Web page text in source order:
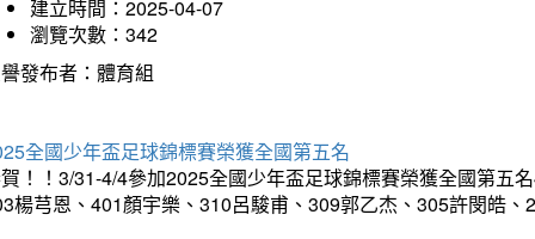
建立時間：2025-04-07
瀏覽次數：342
發布者：體育組
全國少年盃足球錦標賽榮獲全國第五名
！！3/31-4/4參加2025全國少年盃足球錦標賽榮獲全國第五
楊芎恩、401顏宇樂、310呂駿甫、309郭乙杰、305許閔皓